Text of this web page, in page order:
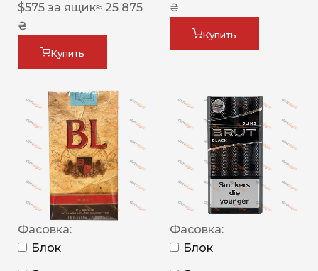
$575 за ящик≈ 25 875
₴
Купить
₴
Купить
Фасовка:
Блок
Фасовка:
Блок